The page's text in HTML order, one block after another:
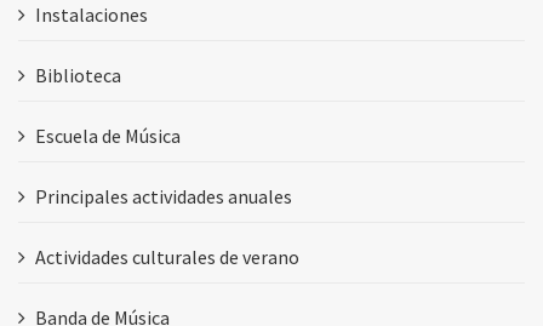
Instalaciones
Biblioteca
Escuela de Música
Principales actividades anuales
Actividades culturales de verano
Banda de Música